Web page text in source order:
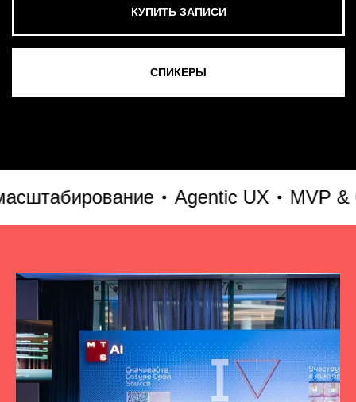
Agentic UX MVP &
СМОТРЕТЬ ВСЕ ФОТО